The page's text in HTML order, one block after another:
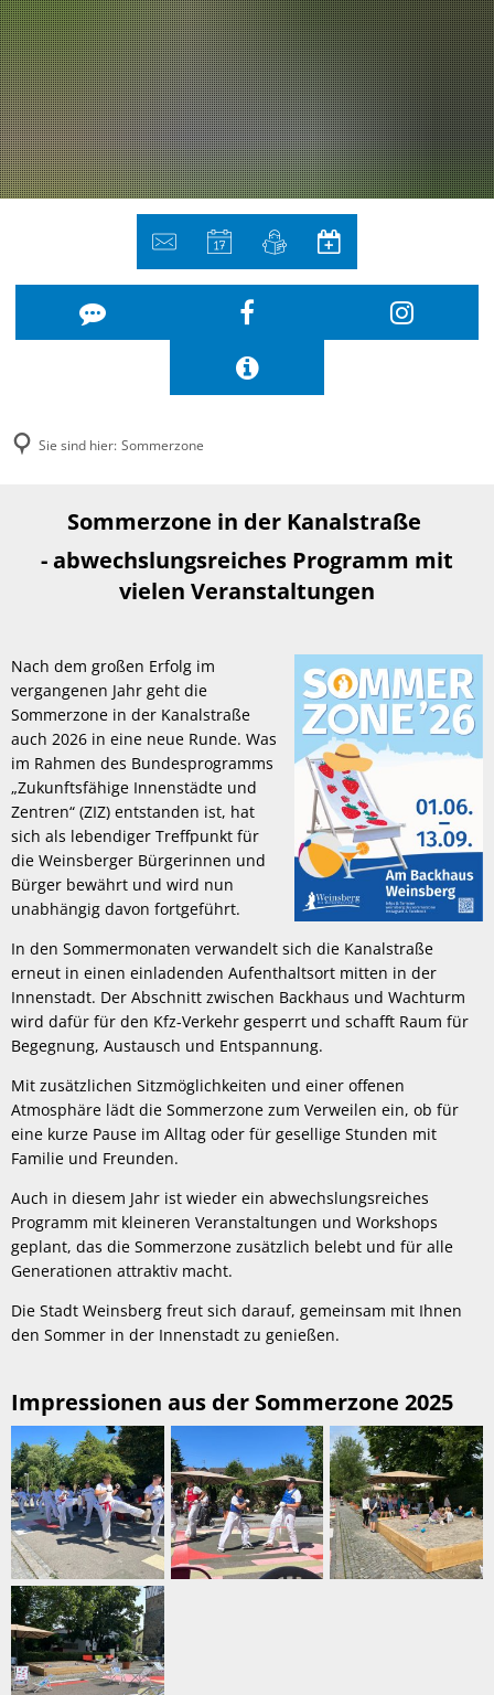
Sie sind hier: Sommerzone
Sommerzone in der Kanalstraße
-abwechslungsreiches Programm mit
vielen Veranstaltungen
Nach dem großen Erfolg im
vergangenen Jahr geht die
Sommerzone in der Kanalstraße
auch 2026 in eine neue Runde. Was
im Rahmen des Bundesprogramms
„Zukunftsfähige Innenstädte und
Zentren“ (ZIZ) entstanden ist, hat
sich als lebendiger Treffpunkt für
die Weinsberger Bürgerinnen und
Bürger bewährt und wird nun
unabhängig davon fortgeführt.
In den Sommermonaten verwandelt sich die Kanalstraße
erneut in einen einladenden Aufenthaltsort mitten in der
Innenstadt. Der Abschnitt zwischen Backhaus und Wachturm
wird dafür für den Kfz-Verkehr gesperrt und schafft Raum für
Begegnung, Austausch und Entspannung.
Mit zusätzlichen Sitzmöglichkeiten und einer offenen
Atmosphäre lädt die Sommerzone zum Verweilen ein, ob für
eine kurze Pause im Alltag oder für gesellige Stunden mit
Familie und Freunden.
Auch in diesem Jahr ist wieder ein abwechslungsreiches
Programm mit kleineren Veranstaltungen und Workshops
geplant, das die Sommerzone zusätzlich belebt und für alle
Generationen attraktiv macht.
Die Stadt Weinsberg freut sich darauf, gemeinsam mit Ihnen
den Sommer in der Innenstadt zu genießen.
Impressionen aus der Sommerzone 2025